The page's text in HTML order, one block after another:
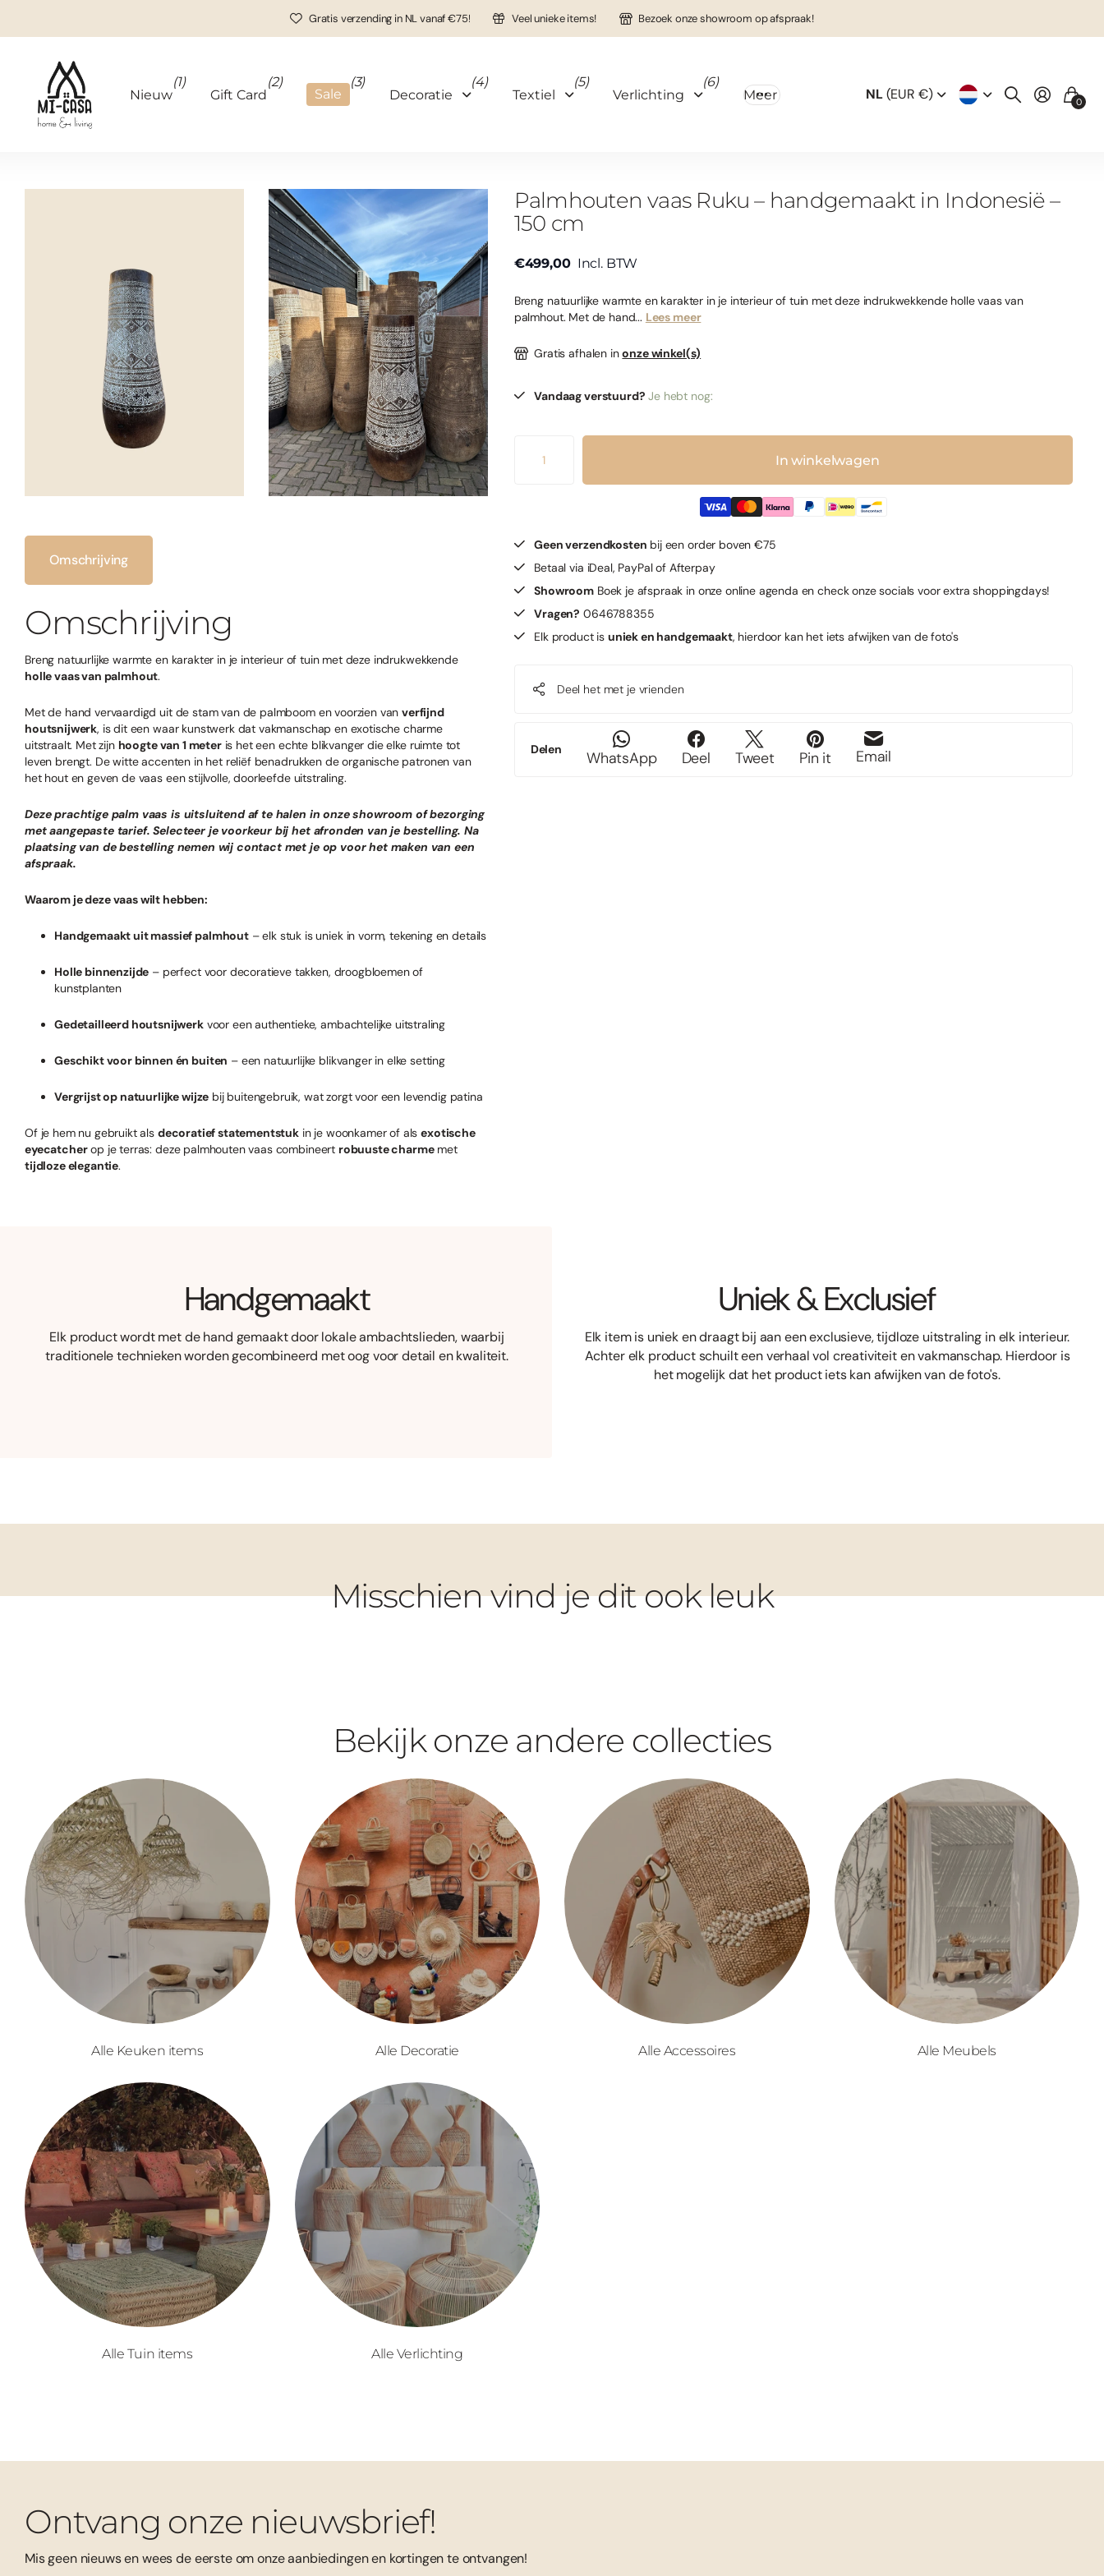
Gratis verzending in NL vanaf €75! Veel unieke items! Bezoek onze showroom op afspraak!
Nieuw
(1)
Gift Card
(2)
Sale
(3)
Decoratie
(4)
Textiel
(5)
Verlichting
(6)
Meer
NL(EUR €) 0
Omschrijving
Omschrijving
Breng natuurlijke warmte en karakter in je interieur of tuin met deze indrukwekkende
holle vaas van palmhout.
Met de hand vervaardigd uit de stam van de palmboom en voorzien vanverfijnd
houtsnijwerk, is dit een waar kunstwerk dat vakmanschap en exotische charme
uitstraalt. Met zijn hoogte van 1 meteris het een echte blikvanger die elke ruimte tot
leven brengt. De witte accenten in het reliëf benadrukken de organische patronen van
het hout en geven de vaas een stijlvolle, doorleefde uitstraling.
Deze prachtige palm vaas is uitsluitend af te halen in onze showroom of bezorging
met aangepaste tarief. Selecteer je voorkeur bij het afronden van je bestelling. Na
plaatsing van de bestelling nemen wij contact met je op voor het maken van een
afspraak.
Waarom je deze vaas wilt hebben:
Handgemaakt uit massief palmhout– elk stuk is uniek in vorm, tekening en details
Holle binnenzijde – perfect voor decoratieve takken, droogbloemen of
kunstplanten
Gedetailleerd houtsnijwerkvoor een authentieke, ambachtelijke uitstraling
Geschikt voor binnen én buiten – een natuurlijke blikvanger in elke setting
Vergrijst op natuurlijke wijze bij buitengebruik, wat zorgt voor een levendig patina
Of je hem nu gebruikt als decoratief statementstuk in je woonkamer of alsexotische
eyecatcherop je terras: deze palmhouten vaas combineert robuuste charmemet
tijdloze elegantie.
Palmhouten vaas Ruku – handgemaakt in Indonesië –
150 cm
€499,00 Incl. BTW
Breng natuurlijke warmte en karakter in je interieur of tuin met deze indrukwekkende holle vaas van
palmhout. Met de hand... Lees meer
Gratis afhalen inonze winkel(s)
Vandaag verstuurd? Je hebt nog:
In winkelwagen
Geen verzendkosten bij een order boven €75
Betaal via iDeal, PayPal of Afterpay
Showroom Boek je afspraak in onze online agenda en check onze socials voor extra shoppingdays!
Vragen? 0646788355
Elk product is uniek en handgemaakt, hierdoor kan het iets afwijken van de foto's
Deel het met je vrienden
Delen WhatsApp Deel Tweet Pin it Email
Handgemaakt
Elk product wordt met de hand gemaakt door lokale ambachtslieden, waarbij
traditionele technieken worden gecombineerd met oog voor detail en kwaliteit.
Uniek & Exclusief
Elk item is uniek en draagt bij aan een exclusieve, tijdloze uitstraling in elk interieur.
Achter elk product schuilt een verhaal vol creativiteit en vakmanschap. Hierdoor is
het mogelijk dat het product iets kan afwijken van de foto's.
Misschien vind je dit ook leuk
Bekijk onze andere collecties
Alle Keuken items Alle Decoratie Alle Accessoires Alle Meubels
Alle Tuin items Alle Verlichting
Ontvang onze nieuwsbrief!
Mis geen nieuws en wees de eerste om onze aanbiedingen en kortingen te ontvangen!